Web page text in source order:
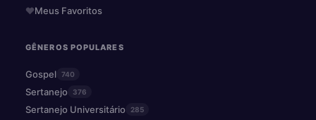
Meus Favoritos
GÊNEROS POPULARES
Gospel 740
Sertanejo 376
Sertanejo Universitário 285